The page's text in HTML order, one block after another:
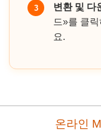
3 변환 및 다
드»를 클
요.
온라인